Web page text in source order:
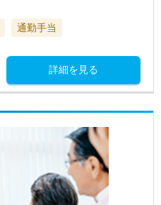
通勤手当
詳細を見る